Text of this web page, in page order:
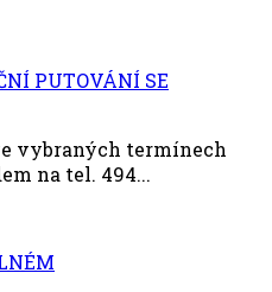
PUTOVÁNÍ SE
vybraných termínech
na tel. 494...